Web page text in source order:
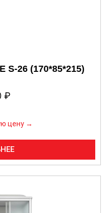
S-26 (170*85*215)
₽
цену →